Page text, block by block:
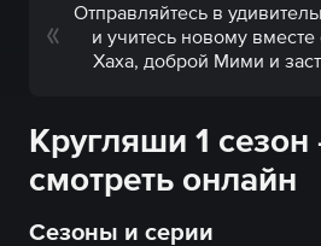
Отправляйтесь в
и учитесь новому
Хаха, доброй Мими и
Кругляши 1 сезон
смотреть онлайн
Сезоны и серии